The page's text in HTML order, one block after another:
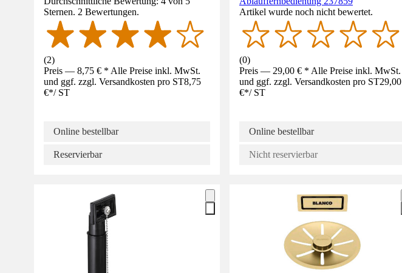
Sternen. 2 Bewertungen.
(2)
Preis — 8,75 € * Alle Preise inkl. MwSt.
und ggf. zzgl. Versandkosten pro ST8,75
€*/ ST
Online bestellbar
Reservierbar
Artikel wurde noch nicht bewertet.
(0)
Preis — 29,00 € * Alle Preise inkl. MwSt.
und ggf. zzgl. Versandkosten pro ST29,00
€*/ ST
Online bestellbar
Nicht reservierbar